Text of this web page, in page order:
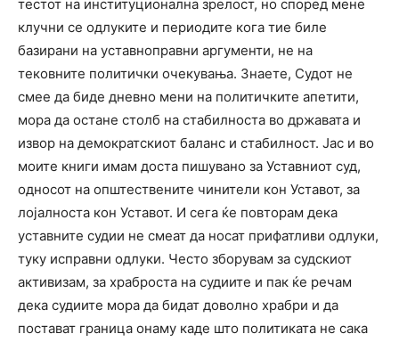
тестот на институционална зрелост, но според мене
клучни се одлуките и периодите кога тие биле
базирани на уставноправни аргументи, не на
тековните политички очекувања. Знаете, Судот не
смее да биде дневно мени на политичките апетити,
мора да остане столб на стабилноста во државата и
извор на демократскиот баланс и стабилност. Јас и во
моите книги имам доста пишувано за Уставниот суд,
односот на општествените чинители кон Уставот, за
лојалноста кон Уставот. И сега ќе повторам дека
уставните судии не смеат да носат прифатливи одлуки,
туку исправни одлуки. Често зборувам за судскиот
активизам, за храброста на судиите и пак ќе речам
дека судиите мора да бидат доволно храбри и да
постават граница онаму каде што политиката не сака